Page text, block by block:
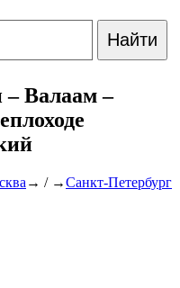
Валаам –
→ / →Санкт-Петербург